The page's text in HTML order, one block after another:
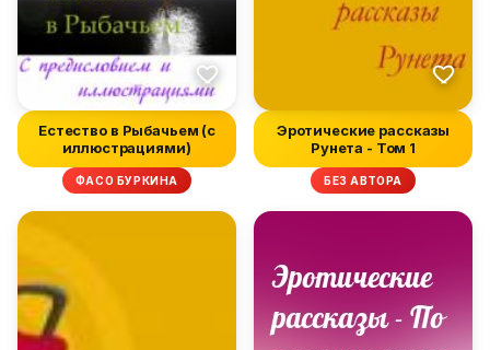
Естество в Рыбачьем (с
иллюстрациями)
ФАСО БУРКИНА
Эротические рассказы
Рунета - Том 1
БЕЗ АВТОРА